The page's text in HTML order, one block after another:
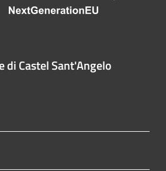
di Castel Sant'Angelo